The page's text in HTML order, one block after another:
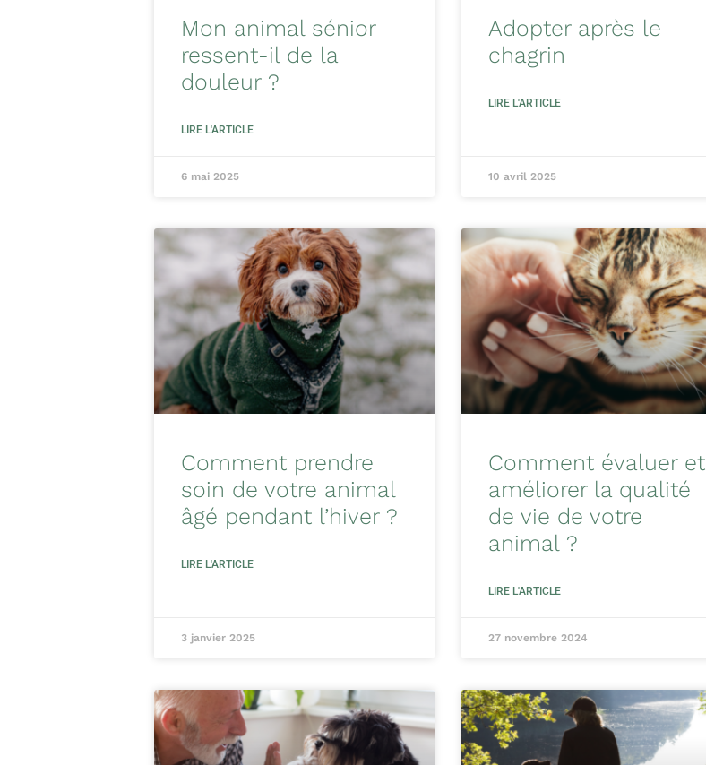
Mon animal sénior
ressent-il de la
douleur ?
LIRE L'ARTICLE
6 mai 2025
Adopter après le
chagrin
LIRE L'ARTICLE
10 avril 2025
Comment prendre
soin de votre animal
âgé pendant l’hiver ?
LIRE L'ARTICLE
3 janvier 2025
Comment évaluer et
améliorer la qualité
de vie de votre
animal ?
LIRE L'ARTICLE
27 novembre 2024